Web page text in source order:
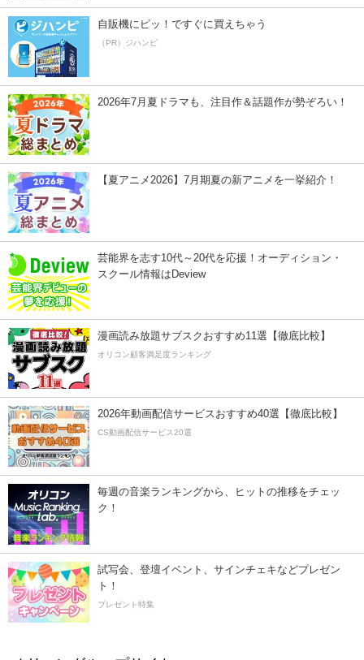
自販機にピッ！ですぐに買えちゃう
（PR）ジハンピ
2026年7月夏ドラマも、注目作＆話題作が勢ぞろい！
【夏アニメ2026】7月期夏の新アニメを一挙紹介！
芸能界を志す10代～20代を応援！オーディション・
スクール情報はDeview
漫画読み放題サブスクおすすめ11選【徹底比較】
オリコン顧客満足度ランキング
2026年動画配信サービスおすすめ40選【徹底比較】
CS動画配信サービス20選
毎週の音楽ランキングから、ヒットの推移をチェッ
ク！
試写会、登壇イベント、サインチェキなどプレゼン
ト！
プレゼント特集